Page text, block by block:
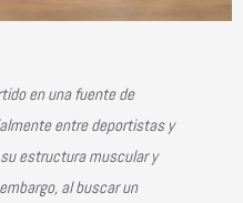
en una fuente de
entre deportistas y
estructura muscular y
al buscar un